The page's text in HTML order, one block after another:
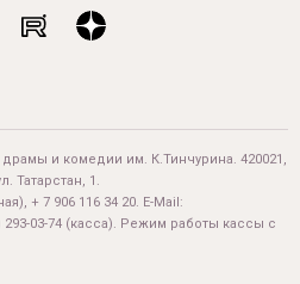
драмы и комедии им. К.Тинчурина. 420021,
Татарстан, 1.
+ 7 906 116 34 20. E-Mail:
293-03-74 (касса). Режим работы кассы с